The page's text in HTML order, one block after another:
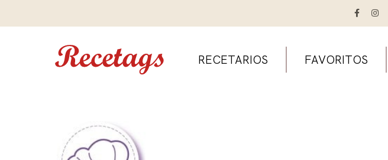
RECETARIOS FAVORITOS